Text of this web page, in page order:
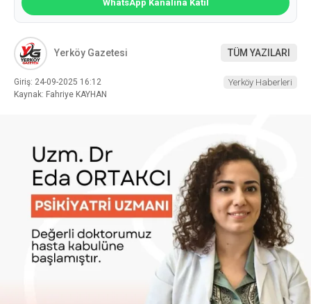
WhatsApp Kanalına Katıl
Yerköy Gazetesi TÜM YAZILARI
Giriş: 24-09-2025 16:12
Kaynak: Fahriye KAYHAN
Yerköy Haberleri